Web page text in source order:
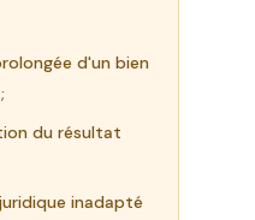
d'un bien
du résultat
inadapté